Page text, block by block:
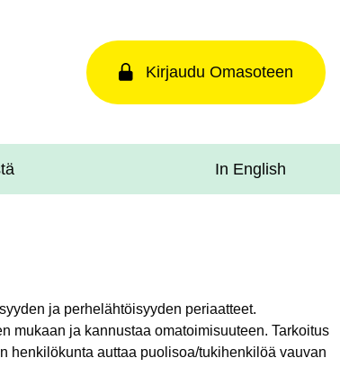
Kirjaudu Omasoteen
In English
ja perhelähtöisyyden periaatteet.
mukaan ja kannustaa omatoimisuuteen. Tarkoitus
henkilökunta auttaa puolisoa/tukihenkilöä vauvan